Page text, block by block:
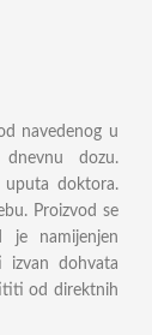
navedenog u
dozu.
doktora.
Proizvod se
je namijenjen
dohvata
od direktnih